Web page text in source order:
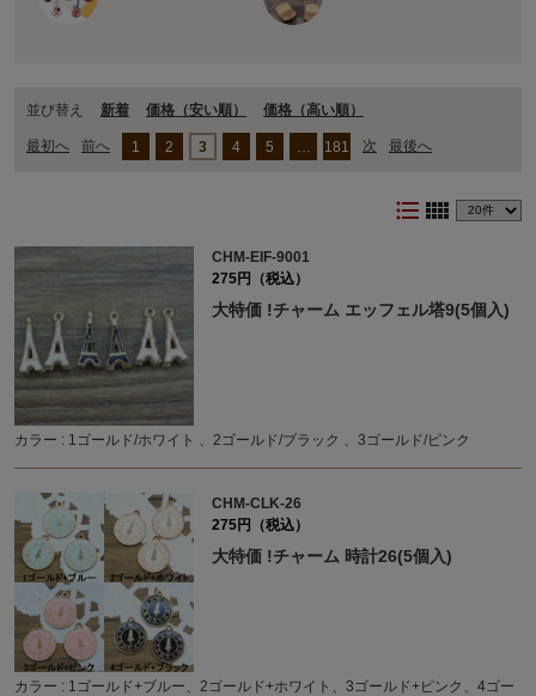
並び替え 新着 価格（安い順） 価格（⾼い順）
最初へ 前へ 1 2 3 4 5 181 次 最後へ
format_list_bulleted view_comfy
CHM-EIF-9001
275円（税込）
大特価 !チャーム エッフェル塔9(5個入)
カラー : 1ゴールド/ホワイト 、2ゴールド/ブラック 、3ゴールド/ピンク
CHM-CLK-26
275円（税込）
大特価 !チャーム 時計26(5個入)
カラー : 1ゴールド+ブルー、2ゴールド+ホワイト、3ゴールド+ピンク、4ゴー